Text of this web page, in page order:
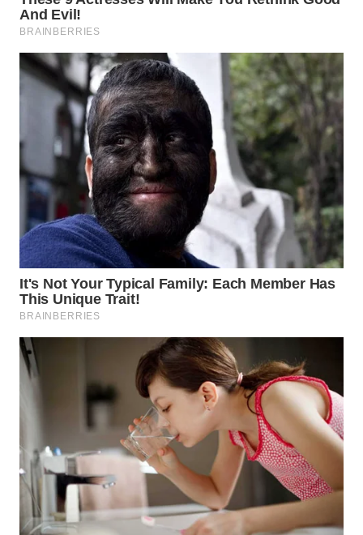
WN
WN
BINTAN
WN
MANDALIKA
WN
LIKUPANG
LABUANBAJO
WN
BORNEO
Wahana
WAHANA
NEWS
WAHANA
TANI